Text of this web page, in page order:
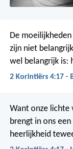
De
zijn niet
wel belangrijk is:
2 Korintiërs 4:17 -
Want onze lichte
brengt in ons
heerlijkheid